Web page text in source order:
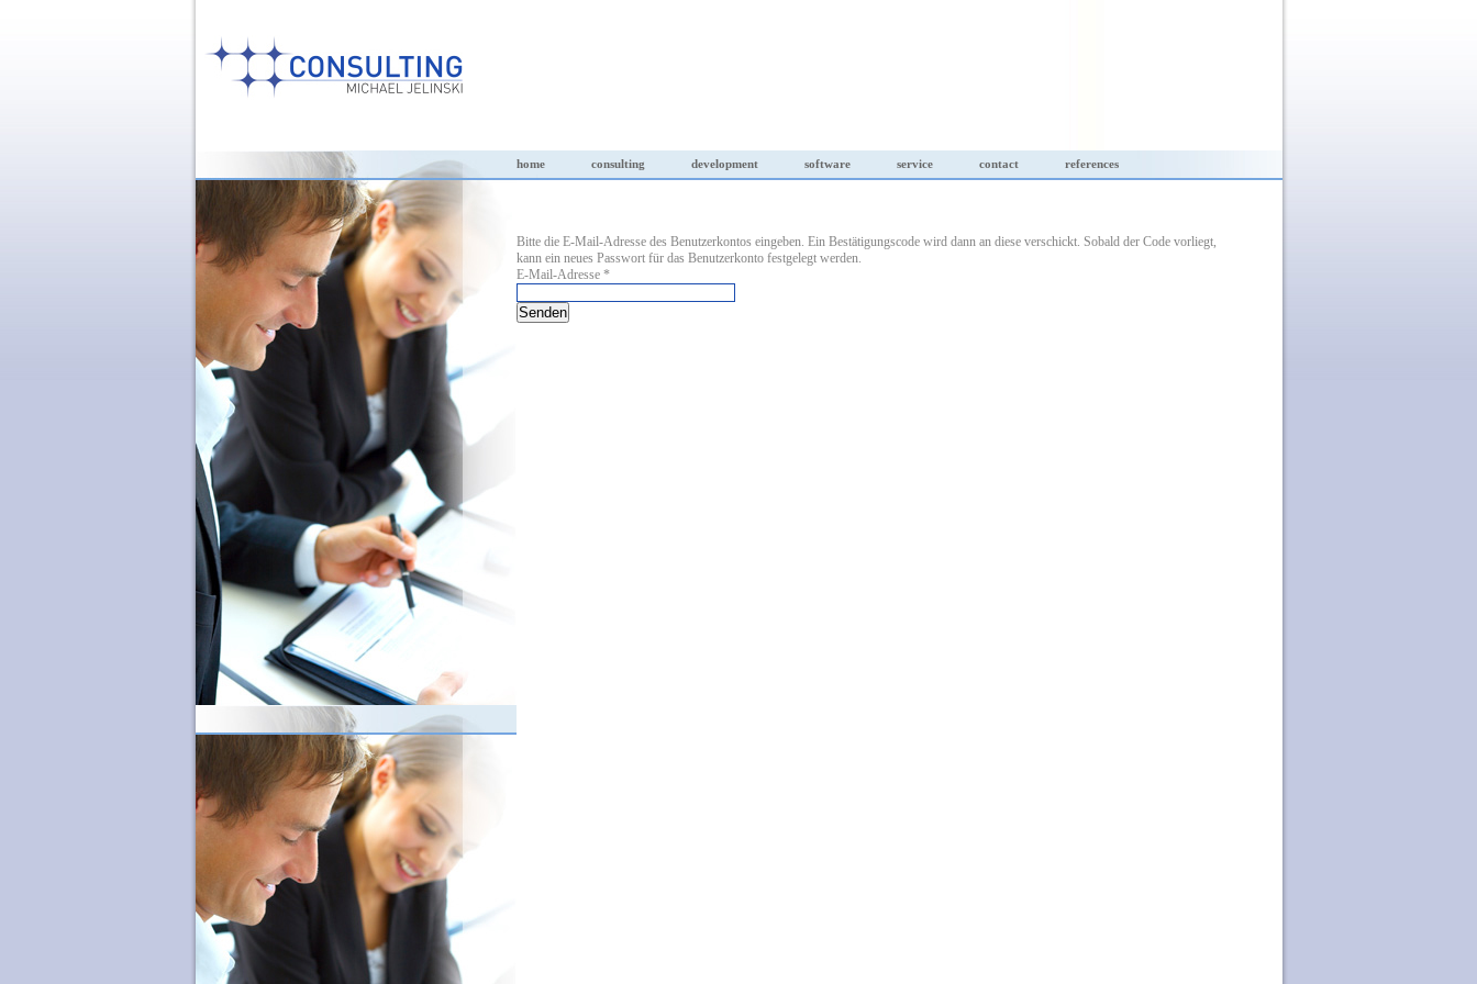
home consulting development software service contact references
Bitte die E-Mail-Adresse des Benutzerkontos eingeben. Ein Bestätigungscode wird dann an diese verschickt. Sobald der Code vorliegt,
kann ein neues Passwort für das Benutzerkonto festgelegt werden.
E-Mail-Adresse*
Senden